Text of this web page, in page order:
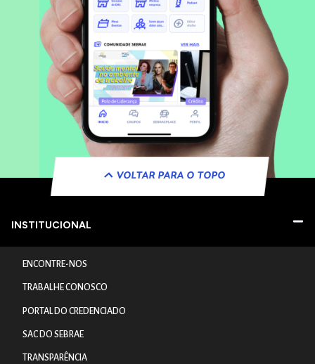
VOLTAR PARA O TOPO
INSTITUCIONAL
ENCONTRE-NOS
TRABALHE CONOSCO
PORTAL DO CREDENCIADO
SAC DO SEBRAE
TRANSPARÊNCIA